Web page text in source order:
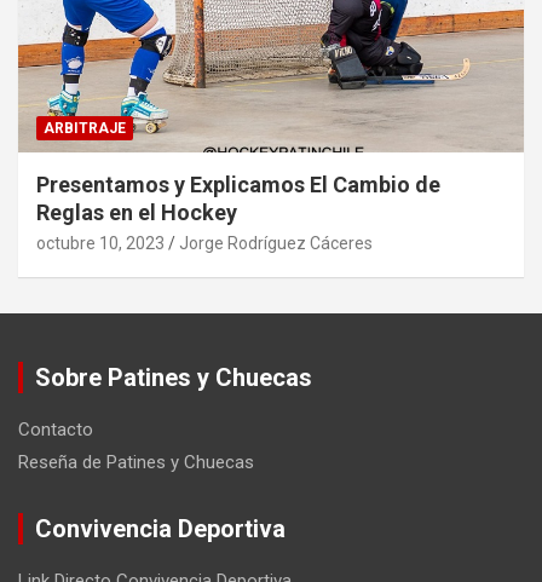
ARBITRAJE
Presentamos y Explicamos El Cambio de
Reglas en el Hockey
octubre 10, 2023 Jorge Rodríguez Cáceres
Sobre Patines y Chuecas
Contacto
Reseña de Patines y Chuecas
Convivencia Deportiva